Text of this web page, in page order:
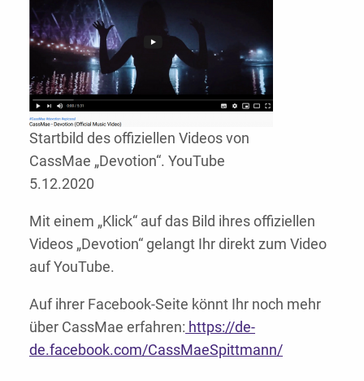
Startbild des offiziellen Videos von
CassMae „Devotion“. YouTube
5.12.2020
Mit einem „Klick“ auf das Bild ihres offiziellen
Videos „Devotion“ gelangt Ihr direkt zum Video
auf YouTube.
Auf ihrer Facebook-Seite könnt Ihr noch mehr
über CassMae erfahren: https://de-
de.facebook.com/CassMaeSpittmann/